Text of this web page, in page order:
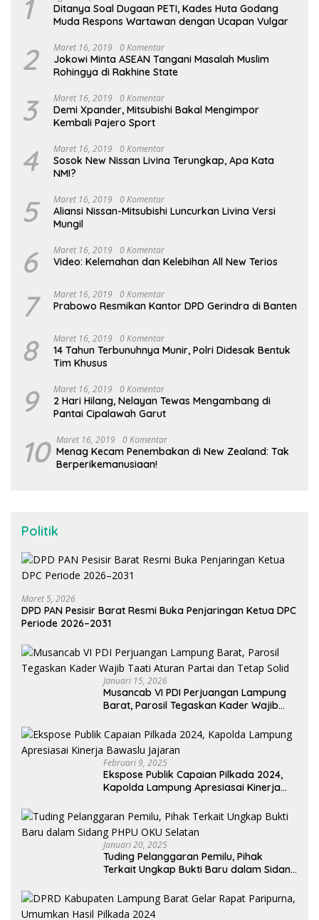
1
Ditanya Soal Dugaan PETI, Kades Huta Godang
Muda Respons Wartawan dengan Ucapan Vulgar
2 Maret 16, 2019 0 Komentar
Jokowi Minta ASEAN Tangani Masalah Muslim
Rohingya di Rakhine State
3 Maret 16, 2019 0 Komentar
Demi Xpander, Mitsubishi Bakal Mengimpor
Kembali Pajero Sport
4 Maret 16, 2019 0 Komentar
Sosok New Nissan Livina Terungkap, Apa Kata
NMI?
5 Maret 16, 2019 0 Komentar
Aliansi Nissan-Mitsubishi Luncurkan Livina Versi
Mungil
6 Maret 16, 2019 0 Komentar
Video: Kelemahan dan Kelebihan All New Terios
7 Maret 16, 2019 0 Komentar
Prabowo Resmikan Kantor DPD Gerindra di Banten
8 Maret 16, 2019 0 Komentar
14 Tahun Terbunuhnya Munir, Polri Didesak Bentuk
Tim Khusus
9 Maret 16, 2019 0 Komentar
2 Hari Hilang, Nelayan Tewas Mengambang di
Pantai Cipalawah Garut
10 Maret 16, 2019 0 Komentar
Menag Kecam Penembakan di New Zealand: Tak
Berperikemanusiaan!
Politik
Maret 5, 2026
DPD PAN Pesisir Barat Resmi Buka Penjaringan Ketua DPC
Periode 2026–2031
Januari 15, 2026
Musancab VI PDI Perjuangan Lampung
Barat, Parosil Tegaskan Kader Wajib
Februari 9, 2025
Ekspose Publik Capaian Pilkada 2024,
Kapolda Lampung Apresiasai Kinerja
Januari 20, 2025
Tuding Pelanggaran Pemilu, Pihak
Terkait Ungkap Bukti Baru dalam Sidang